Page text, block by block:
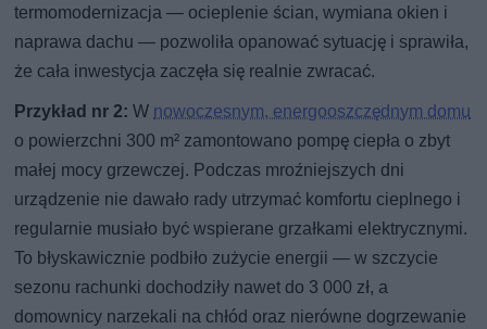
termomodernizacja — ocieplenie ścian, wymiana okien i
naprawa dachu — pozwoliła opanować sytuację i sprawiła,
że cała inwestycja zaczęła się realnie zwracać.
Przykład nr 2: W nowoczesnym, energooszczędnym domu
o powierzchni 300 m² zamontowano pompę ciepła o zbyt
małej mocy grzewczej. Podczas mroźniejszych dni
urządzenie nie dawało rady utrzymać komfortu cieplnego i
regularnie musiało być wspierane grzałkami elektrycznymi.
To błyskawicznie podbiło zużycie energii — w szczycie
sezonu rachunki dochodziły nawet do 3 000 zł, a
domownicy narzekali na chłód oraz nierówne dogrzewanie